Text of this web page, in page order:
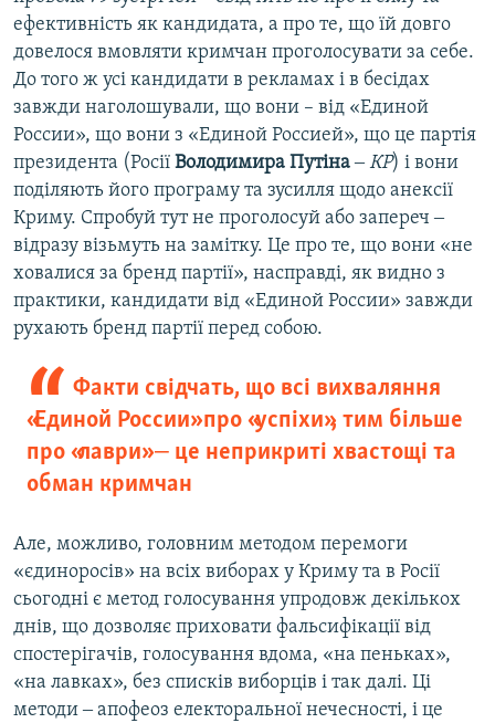
ефективність як кандидата, а про те, що їй довго
довелося вмовляти кримчан проголосувати за себе.
До того ж усі кандидати в рекламах і в бесідах
завжди наголошували, що вони – від «Единой
России», що вони з «Единой Россией», що це партія
президента (Росії Володимира Путіна‒КР) і вони
поділяють його програму та зусилля щодо анексії
Криму. Спробуй тут не проголосуй або запереч ‒
відразу візьмуть на замітку. Це про те, що вони «не
ховалися за бренд партії», насправді, як видно з
практики, кандидати від «Единой России» завжди
рухають бренд партії перед собою.
Факти свідчать, що всі вихваляння
«Единой России» про «успіхи», тим більше
про «лаври» ‒ це неприкриті хвастощі та
обман кримчан
Але, можливо, головним методом перемоги
«єдиноросів» на всіх виборах у Криму та в Росії
сьогодні є метод голосування упродовж декількох
днів, що дозволяє приховати фальсифікації від
спостерігачів, голосування вдома, «на пеньках»,
«на лавках», без списків виборців і так далі. Ці
методи ‒ апофеоз електоральної нечесності, і це